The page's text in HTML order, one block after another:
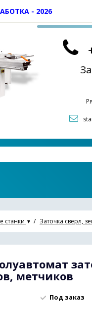
- 2026
станки ▼ Заточка сверл,
метчиков
Под заказ